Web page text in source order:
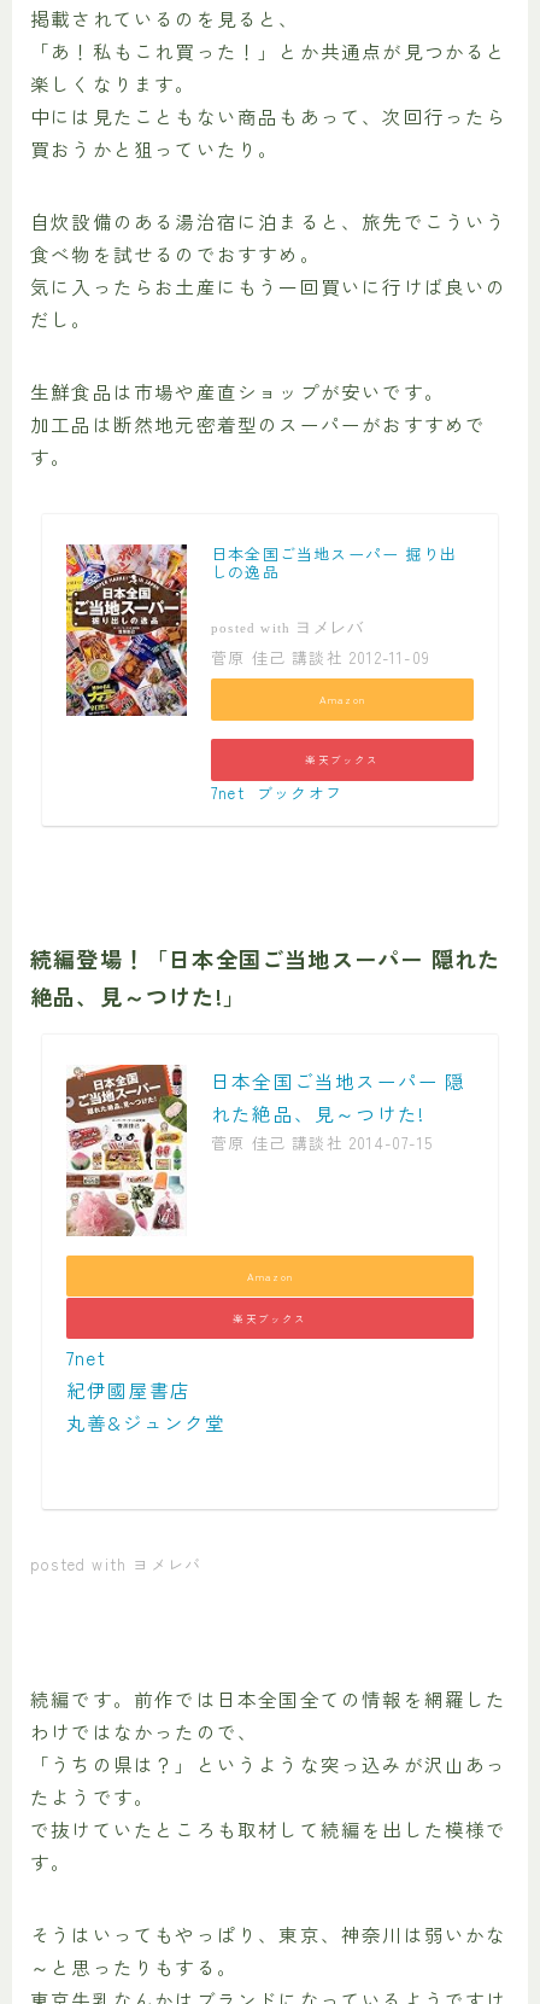
掲載されているのを見ると、
「あ！私もこれ買った！」とか共通点が見つかると
楽しくなります。
中には見たこともない商品もあって、次回行ったら
買おうかと狙っていたり。
自炊設備のある湯治宿に泊まると、旅先でこういう
食べ物を試せるのでおすすめ。
気に入ったらお土産にもう一回買いに行けば良いの
だし。
生鮮食品は市場や産直ショップが安いです。
加工品は断然地元密着型のスーパーがおすすめで
す。
日本全国ご当地スーパー 掘り出
しの逸品
posted with ヨメレバ
菅原 佳己 講談社 2012-11-09
Amazon
楽天ブックス
7net ブックオフ
続編登場！「日本全国ご当地スーパー 隠れた
絶品、見～つけた!」
日本全国ご当地スーパー 隠
れた絶品、見～つけた!
菅原 佳己 講談社 2014-07-15
Amazon
楽天ブックス
7net
紀伊國屋書店
丸善&ジュンク堂
posted with ヨメレバ
続編です。前作では日本全国全ての情報を網羅した
わけではなかったので、
「うちの県は？」というような突っ込みが沢山あっ
たようです。
で抜けていたところも取材して続編を出した模様で
す。
そうはいってもやっぱり、東京、神奈川は弱いかな
～と思ったりもする。
東京牛乳なんかはブランドになっているようですけ